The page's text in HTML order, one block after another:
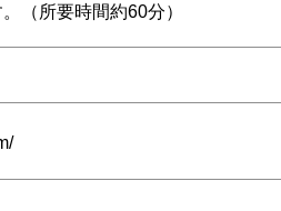
（所要時間約60分）